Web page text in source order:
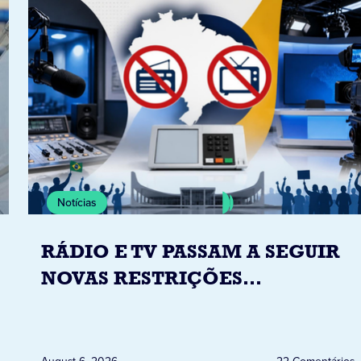
Notícias
RÁDIO E TV PASSAM A SEGUIR
NOVAS RESTRIÇÕES